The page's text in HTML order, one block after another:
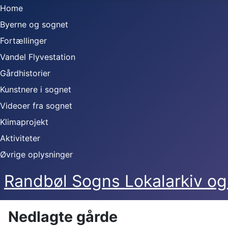
Home
Byerne og sognet
Fortællinger
Vandel Flyvestation
Gårdhistorier
Kunstnere i sognet
Videoer fra sognet
Klimaprojekt
Aktiviteter
Øvrige oplysninger
Randbøl Sogns Lokalarkiv
Nedlagte gårde